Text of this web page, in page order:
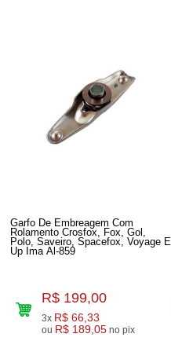
Garfo De Embreagem Com
Rolamento Crosfox, Fox, Gol,
Polo, Saveiro, Spacefox, Voyage E
Up Ima Al-859
R$ 199,00
3x R$ 66,33
ou R$ 189,05 no pix